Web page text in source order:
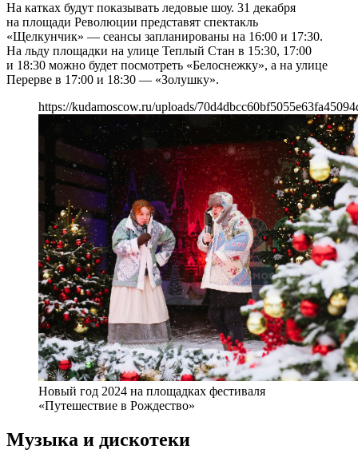
На катках будут показывать ледовые шоу. 31 декабря
на площади Революции представят спектакль
«Щелкунчик» — сеансы запланированы на 16:00 и 17:30.
На льду площадки на улице Теплый Стан в 15:30, 17:00
и 18:30 можно будет посмотреть «Белоснежку», а на улице
Перерве в 17:00 и 18:30 — «Золушку».
https://kudamoscow.ru/uploads/
Новый год 2024 на площадках фестиваля
«Путешествие в Рождество»
Музыка и дискотеки